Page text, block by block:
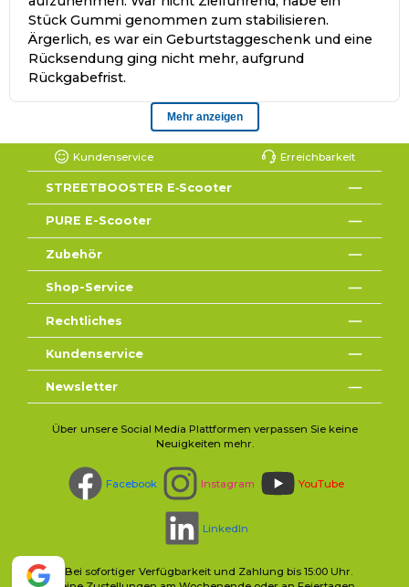
Kundenservice Erreichbarkeit
STREETBOOSTER E‑Scooter
PURE E-Scooter
Zubehör
Shop-Service
Rechtliches
Kundenservice
Newsletter
Über unsere Social Media Plattformen verpassen Sie keine
Neuigkeiten mehr.
Facebook Instagram YouTube
LinkedIn
* Bei sofortiger Verfügbarkeit und Zahlung bis 15:00 Uhr.